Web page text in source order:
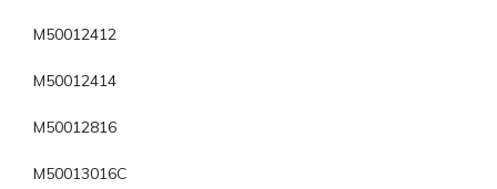
M50012412
M50012414
M50012816
M50013016C